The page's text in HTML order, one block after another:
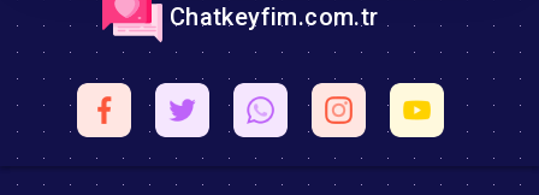
Chatkeyfim.com.tr